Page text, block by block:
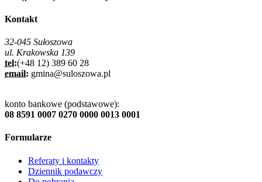
Kontakt
32-045 Sułoszowa
ul. Krakowska 139
tel:(+48 12) 389 60 28
email: gmina@suloszowa.pl
konto bankowe (podstawowe):
08 8591 0007 0270 0000 0013 0001
Formularze
Referaty i kontakty
Dziennik podawczy